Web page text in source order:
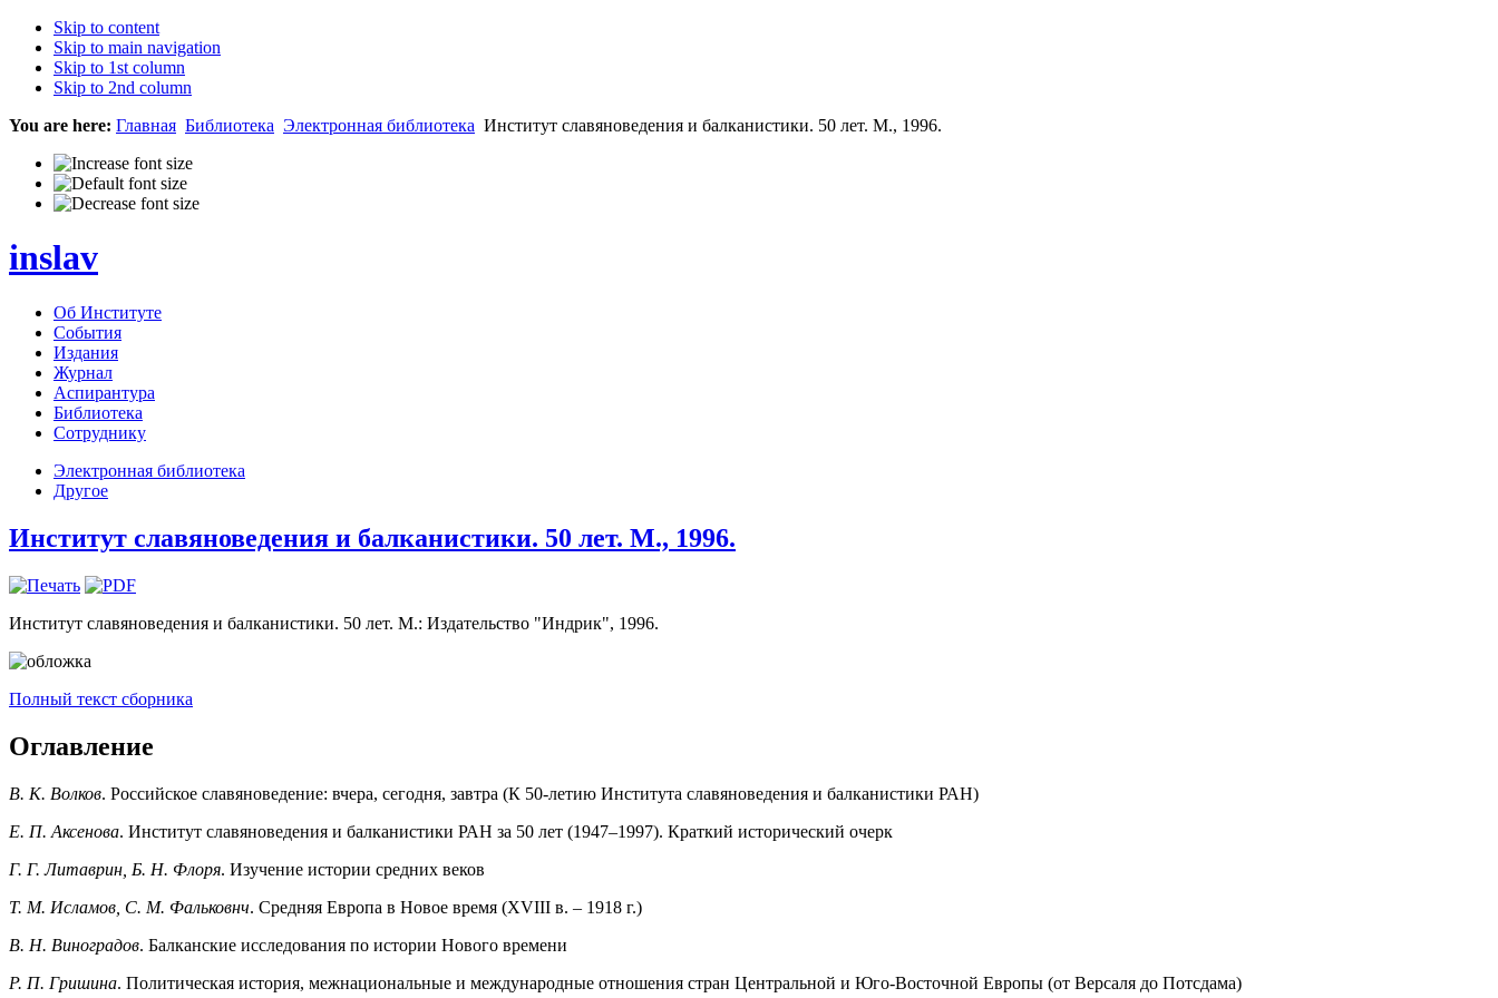
Skip to content
Skip to main navigation
Skip to 1st column
Skip to 2nd column
You are here: Главная Библиотека Электронная библиотека Институт славяноведения и балканистики. 50 лет. М., 1996.
inslav
Об Институте
События
Издания
Журнал
Аспирантура
Библиотека
Сотруднику
Электронная библиотека
Другое
Институт славяноведения и балканистики. 50 лет. М., 1996.
Институт славяноведения и балканистики. 50 лет. М.: Издательство "Индрик", 1996.
Полный текст сборника
Оглавление
В. К. Волков. Российское славяноведение: вчера, сегодня, завтра (К 50-летию Института славяноведения и балканистики РАН)
Е. П. Аксенова. Институт славяноведения и балканистики РАН за 50 лет (1947–1997). Краткий исторический очерк
Г. Г. Литаврин, Б. Н. Флоря. Изучение истории средних веков
Т. М. Исламов, С. М. Фальковнч. Средняя Европа в Новое время (XVIII в. – 1918 г.)
В. Н. Виноградов. Балканские исследования по истории Нового времени
Р. П. Гришина. Политическая история, межнациональные и международные отношения стран Центральной и Юго-Восточной Европы (от Версаля до Потсдама)